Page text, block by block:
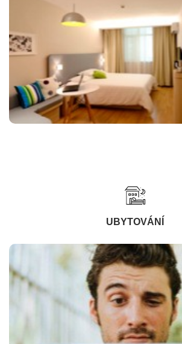
UBYTOVÁNÍ